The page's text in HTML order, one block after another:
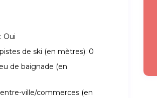
Oui
de ski (en mètres): 0
de baignade (en
ville/commerces (en